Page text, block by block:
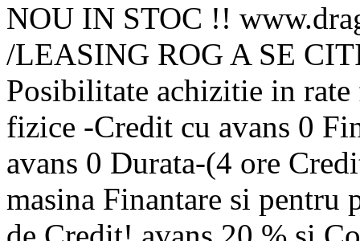
NOU IN STOC !!
/LEASING ROG A SE
Posibilitate achizitie in rate
fizice -Credit cu avans 0
avans 0 Durata-(4 ore
masina Finantare si pentru